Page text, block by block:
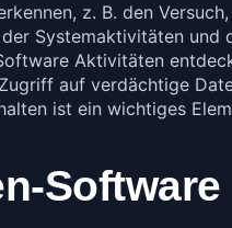
z. B. den
Systemaktivitäten
Aktivitäten
auf verdächtige
ist ein wichtiges
Software